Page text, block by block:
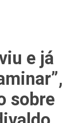
e já
sobre